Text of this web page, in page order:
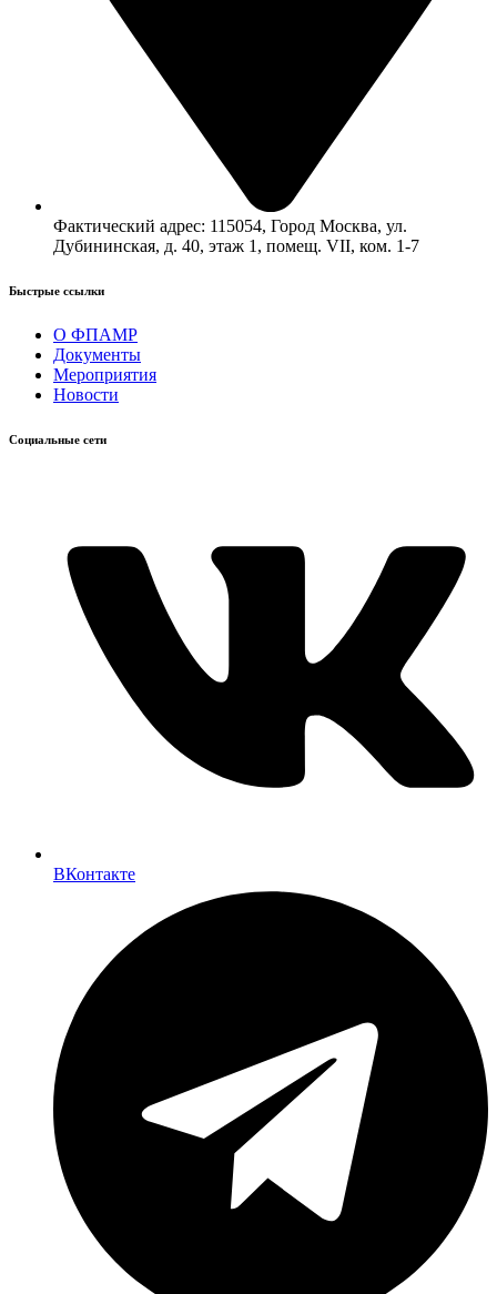
Фактический адрес: 115054, Город Москва, ул.
Дубининская, д. 40, этаж 1, помещ. VII, ком. 1-7
Быстрые ссылки​
О ФПАМР
Документы
Мероприятия
Новости
Социальные сети
ВКонтакте